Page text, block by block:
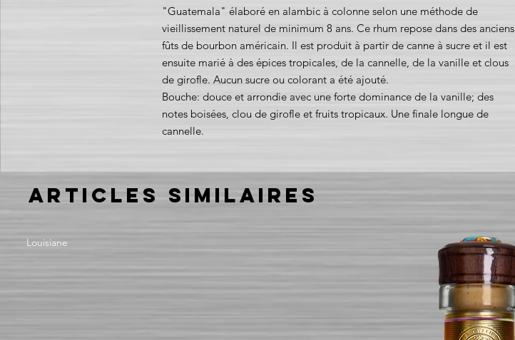
"Guatemala" élaboré en alambic à colonne selon une méthode de
vieillissement naturel de minimum 8 ans. Ce rhum repose dans des anciens
fûts de bourbon américain. Il est produit à partir de canne à sucre et il est
ensuite marié à des épices tropicales, de la cannelle, de la vanille et clous
de girofle. Aucun sucre ou colorant a été ajouté.
Bouche: douce et arrondie avec une forte dominance de la vanille; des
notes boisées, clou de girofle et fruits tropicaux. Une finale longue de
cannelle.
Articles similaires
Louisiane